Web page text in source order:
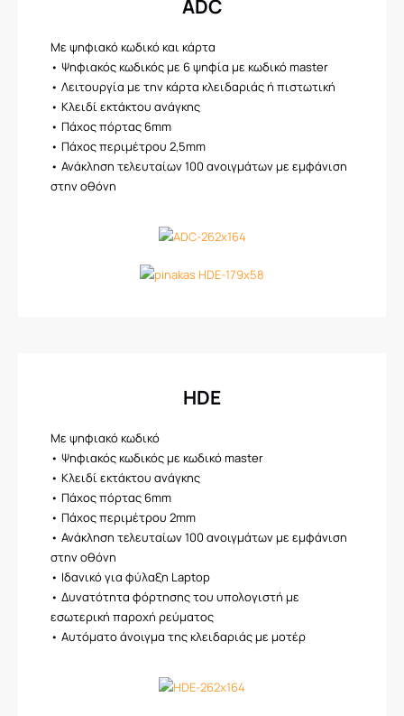
ADC
Με ψηφιακό κωδικό και κάρτα
• Ψηφιακός κωδικός με 6 ψηφία με κωδικό master
• Λειτουργία με την κάρτα κλειδαριάς ή πιστωτική
• Κλειδί εκτάκτου ανάγκης
• Πάχος πόρτας 6mm
• Πάχος περιμέτρου 2,5mm
• Ανάκληση τελευταίων 100 ανοιγμάτων με εμφάνιση
στην οθόνη​
HDE
Με ψηφιακό κωδικό
• Ψηφιακός κωδικός με κωδικό master
• Κλειδί εκτάκτου ανάγκης
• Πάχος πόρτας 6mm
• Πάχος περιμέτρου 2mm
• Ανάκληση τελευταίων 100 ανοιγμάτων με εμφάνιση
στην οθόνη
• Ιδανικό για φύλαξη Laptop
• Δυνατότητα φόρτησης του υπολογιστή με
εσωτερική παροχή ρεύματος
• Αυτόματο άνοιγμα της κλειδαριάς με μοτέρ